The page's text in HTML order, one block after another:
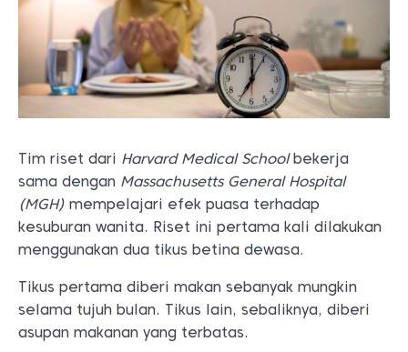
Tim riset dari Harvard Medical Schoolbekerja
sama dengan Massachusetts General Hospital
(MGH) mempelajari efek puasa terhadap
kesuburan wanita. Riset ini pertama kali dilakukan
menggunakan dua tikus betina dewasa.
Tikus pertama diberi makan sebanyak mungkin
selama tujuh bulan. Tikus lain, sebaliknya, diberi
asupan makanan yang terbatas.